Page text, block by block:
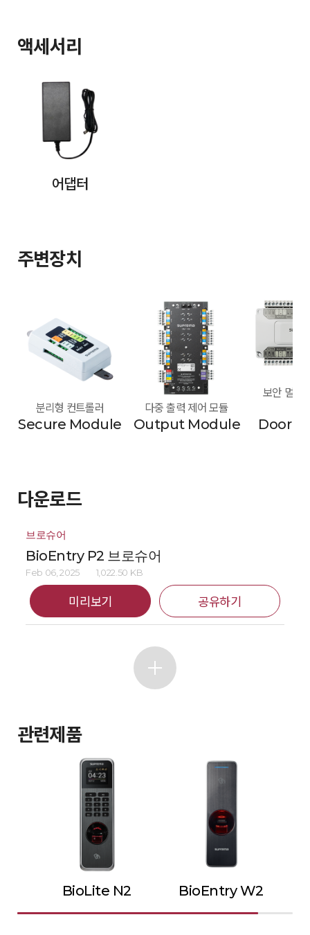
액세서리
어댑터
주변장치
분리형 컨트롤러
Secure Module
다중 출력 제어 모듈
Output Module
보안 멀티
Door
다운로드
브로슈어
BioEntry P2 브로슈어
Feb 06, 2025 1,022.50 KB
미리보기 공유하기
관련제품
BioLite N2 BioEntry W2